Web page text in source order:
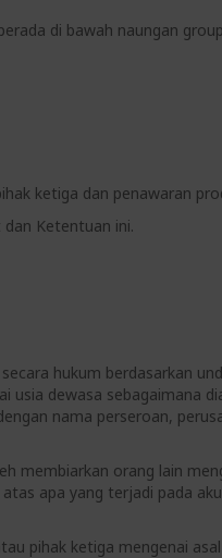
di bawah naungan
ketiga dan penawaran
Ketentuan ini.
hukum berdasarkan
usia dewasa sebagaimana
nama perseroan,
membiarkan orang lain
apa yang terjadi pada
pihak ketiga mengenai